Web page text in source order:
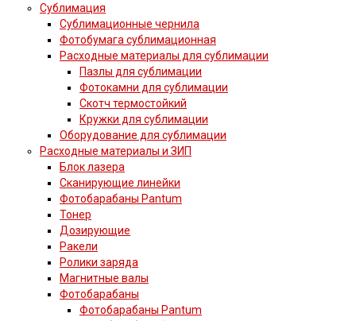
Сублимация
Сублимационные чернила
Фотобумага сублимационная
Расходные материалы для сублимации
Пазлы для сублимации
Фотокамни для сублимации
Скотч термостойкий
Кружки для сублимации
Оборудование для сублимации
Расходные материалы и ЗИП
Блок лазера
Сканирующие линейки
Фотобарабаны Pantum
Тонер
Дозирующие
Ракели
Ролики заряда
Магнитные валы
Фотобарабаны
Фотобарабаны Pantum